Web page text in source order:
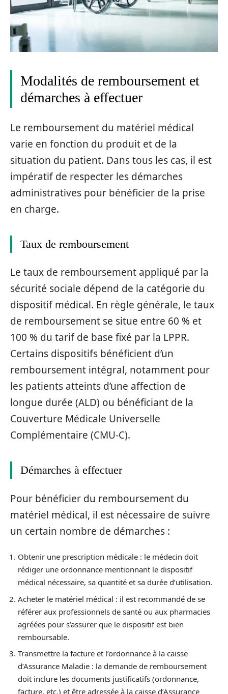
Modalités de remboursement et
démarches à effectuer
Le remboursement du matériel médical
varie en fonction du produit et de la
situation du patient. Dans tous les cas, il est
impératif de respecter les démarches
administratives pour bénéficier de la prise
en charge.
Taux de remboursement
Le taux de remboursement appliqué par la
sécurité sociale dépend de la catégorie du
dispositif médical. En règle générale, le taux
de remboursement se situe entre 60 % et
100 % du tarif de base fixé par la LPPR.
Certains dispositifs bénéficient d’un
remboursement intégral, notamment pour
les patients atteints d’une affection de
longue durée (ALD) ou bénéficiant de la
Couverture Médicale Universelle
Complémentaire (CMU-C).
Démarches à effectuer
Pour bénéficier du remboursement du
matériel médical, il est nécessaire de suivre
un certain nombre de démarches :
Obtenir une prescription médicale : le médecin doit
rédiger une ordonnance mentionnant le dispositif
médical nécessaire, sa quantité et sa durée d’utilisation.
Acheter le matériel médical : il est recommandé de se
référer aux professionnels de santé ou aux pharmacies
agréées pour s’assurer que le dispositif est bien
remboursable.
Transmettre la facture et l’ordonnance à la caisse
d’Assurance Maladie : la demande de remboursement
doit inclure les documents justificatifs (ordonnance,
facture, etc.) et être adressée à la caisse d’Assurance